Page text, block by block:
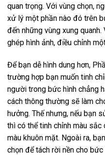
quan trọng. Với vùng chọn,
xử lý một phần nào đó trên
đến những vùng xung
ghép hình ảnh, điều chỉnh
Để bạn dễ hình dung hơn,
trường hợp bạn muốn tinh
người trong bức hình chẳng
cách thông thường sẽ làm
hưởng. Thế nhưng, nếu bạn
thì có thể tinh chỉnh màu
màu khuôn mặt. Ngoài ra,
chọn để tách rời nền cho